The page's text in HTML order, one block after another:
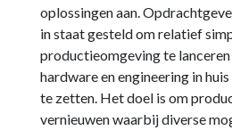
oplossingen aan.
in staat gesteld om relatief
productieomgeving te
hardware en engineering in
te zetten. Het doel is om
vernieuwen waarbij diverse